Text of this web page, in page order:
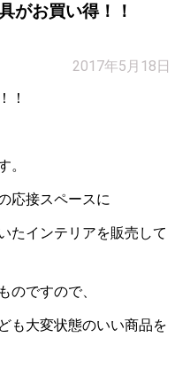
がお買い得！！
2017年5月18日
！
。
応接スペースに
たインテリアを販売して
のですので、
も大変状態のいい商品を